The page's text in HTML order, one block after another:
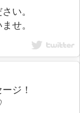
い。
せ。
ジ！